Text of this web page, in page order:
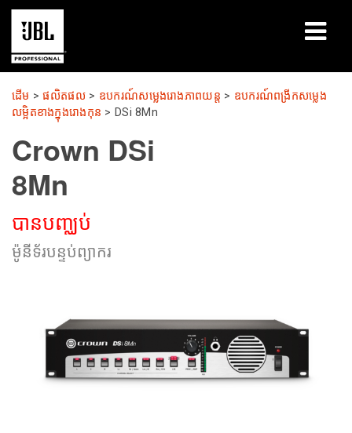
ផលិតផល
សម័យសិក្សា
អំពី
ដើម >ផលិតផល> ឧបករណ៍សម្លេងរោងភាពយន្ត > ឧបករណ៍ពង្រីកសម្លេង
លម្អិតខាងក្នុងរោងកុន > DSi 8Mn
Crown DSi
8Mn
បានបញ្ឈប់
ម៉ូនីទ័របន្ទប់ព្យាករ